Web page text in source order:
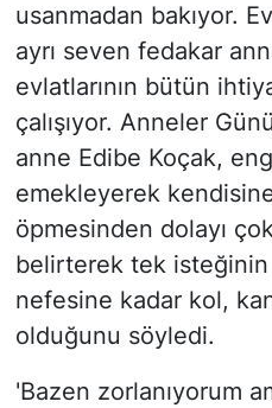
usanmadan bakıyor.
ayrı seven fedakar
evlatlarının bütün
çalışıyor. Anneler
anne Edibe Koçak,
emekleyerek
öpmesinden dolayı
belirterek tek isteğinin
nefesine kadar kol,
olduğunu söyledi.
'Bazen zorlanıyorum